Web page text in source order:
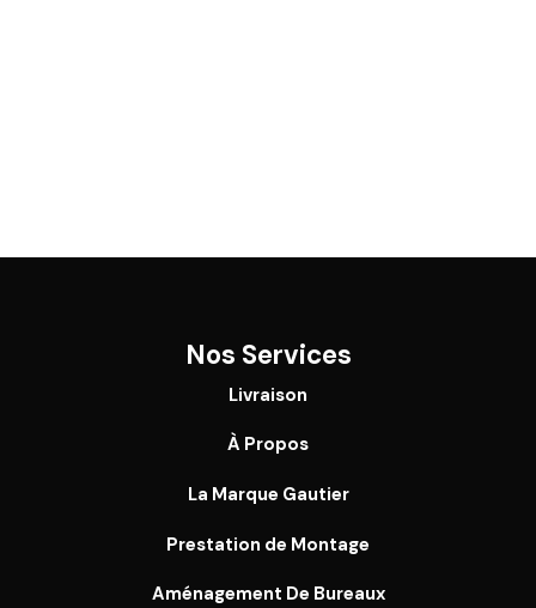
Nos Services
Livraison
À Propos
La Marque Gautier
Prestation de Montage
Aménagement De Bureaux